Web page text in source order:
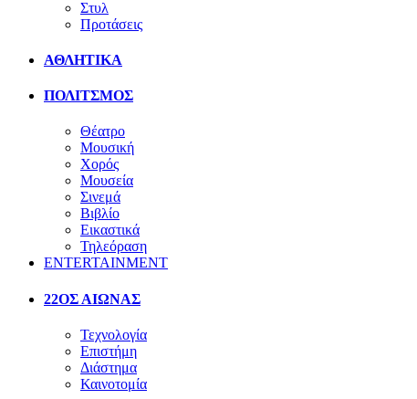
Στυλ
Προτάσεις
ΑΘΛΗΤΙΚΑ
ΠΟΛΙΤΣΜΟΣ
Θέατρο
Μουσική
Χορός
Μουσεία
Σινεμά
Βιβλίο
Εικαστικά
Τηλεόραση
ENTERTAINMENT
22ΟΣ ΑΙΩΝΑΣ
Τεχνολογία
Επιστήμη
Διάστημα
Καινοτομία